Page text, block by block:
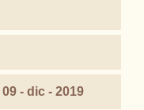
09 - dic - 2019